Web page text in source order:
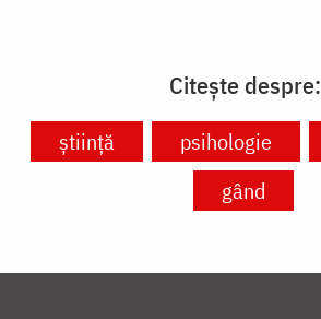
Citește despre:
știință psihologie
gând